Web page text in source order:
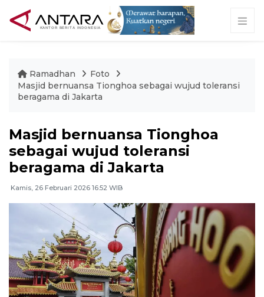
Ramadhan
Foto
Masjid bernuansa Tionghoa sebagai wujud toleransi
beragama di Jakarta
Masjid bernuansa Tionghoa
sebagai wujud toleransi
beragama di Jakarta
Kamis, 26 Februari 2026 16:52 WIB